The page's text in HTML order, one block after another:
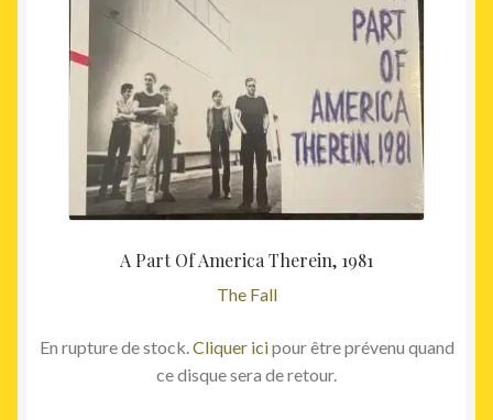
A Part Of America Therein, 1981
The Fall
En rupture de stock. Cliquer icipour être prévenu quand
ce disque sera de retour.